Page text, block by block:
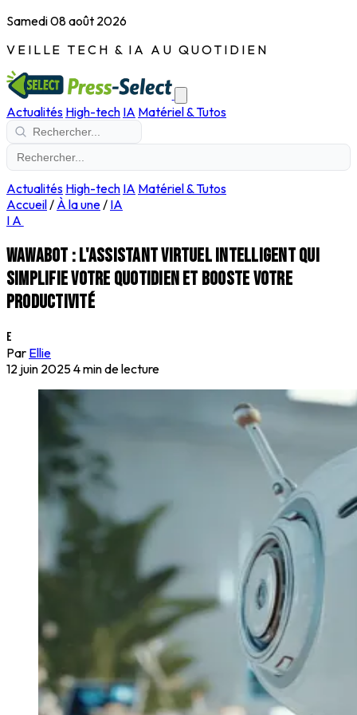
Samedi 08 août 2026
VEILLE TECH & IA AU QUOTIDIEN
Actualités High-tech IA Matériel & Tutos
Actualités High-tech IA Matériel & Tutos
Accueil/ À la une/ IA
IA
WawaBot : l'assistant virtuel intelligent qui
simplifie votre quotidien et booste votre
productivité
E
Par Ellie
12 juin 20254 min de lecture